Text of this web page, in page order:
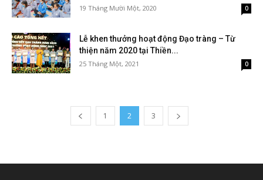
19 Tháng Mười Một, 2020 0
Lễ khen thưởng hoạt động Đạo tràng – Từ
thiện năm 2020 tại Thiền...
25 Tháng Một, 2021 0
1 2 3